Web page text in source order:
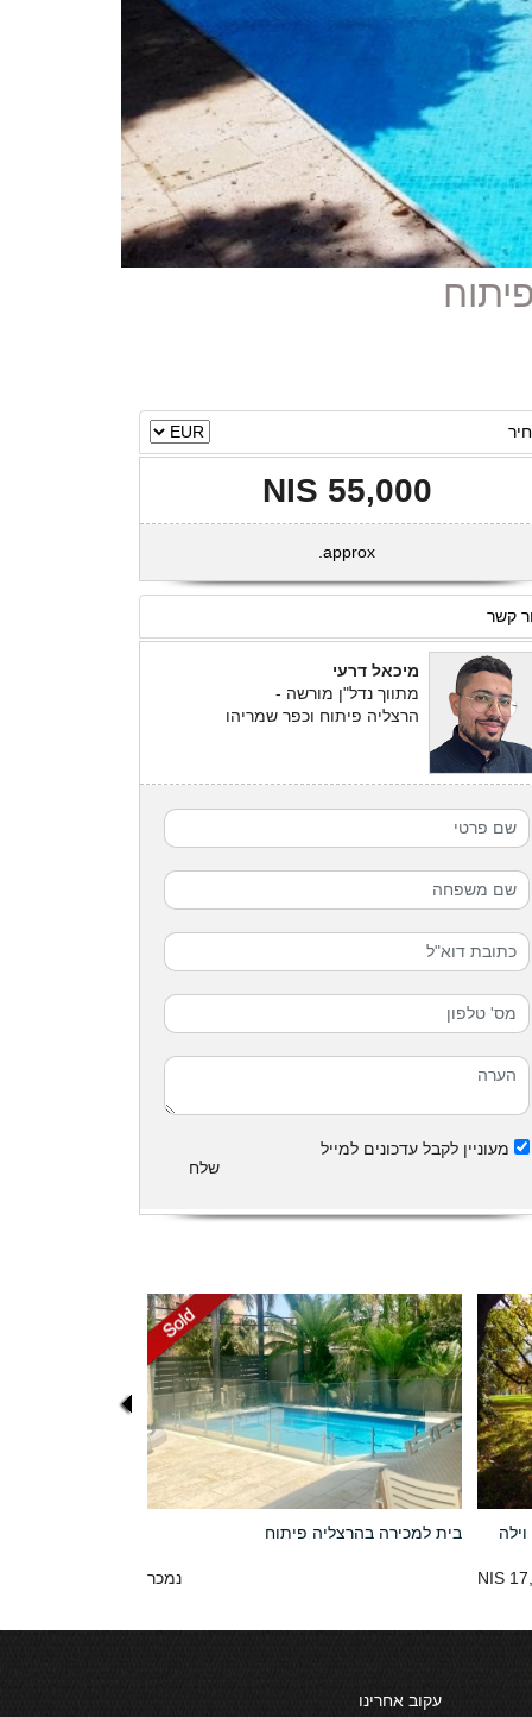
55,000 NIS
approx.
קשר
מיכאל דרעי
מתווך נדל"ן מורשה -
הרצליה פיתוח וכפר שמריהו
מעוניין לקבל עדכונים למייל
שלח
בית למכירה בהרצליה פיתוח
נמכר
עקוב אחרינו